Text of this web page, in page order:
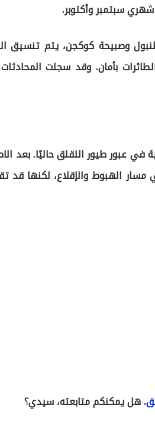
سبتمبر وأكتوبر.
وصبيحة كوكجن، يتم تنسيق
بأمان. وقد سجلت
في عبور طيور اللقلق حاليًا. بعد
الهبوط والإقلاع، لكنها قد
. هل يمكنكم متابعته، سيدي؟